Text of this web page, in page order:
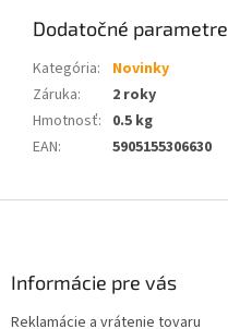
Dodatočné parametre
Kategória:
Novinky
Záruka:
2 roky
Hmotnosť: 0.5 kg
EAN: 5905155306630
Informácie pre vás
Reklamácie a vrátenie tovaru